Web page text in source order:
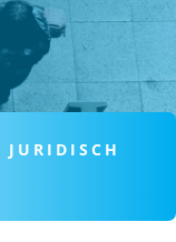
JURIDISCH